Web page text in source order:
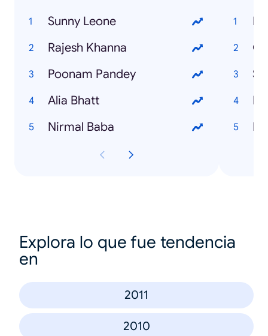
Sunny Leone
Rajesh Khanna
Poonam Pandey
Alia Bhatt
Nirmal Baba
Explora lo que fue tendencia
en
2011
2010